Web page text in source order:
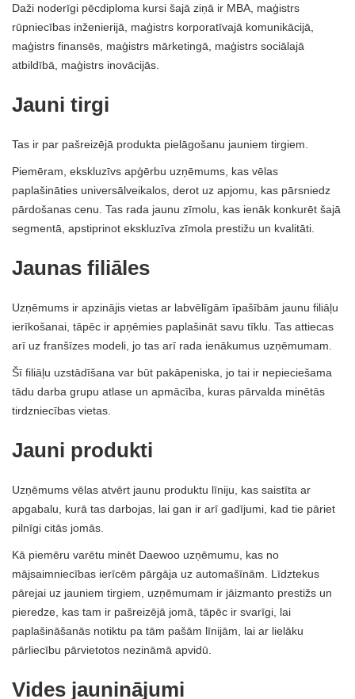
Daži noderīgi pēcdiploma kursi šajā ziņā ir MBA, maģistrs
rūpniecības inženierijā, maģistrs korporatīvajā komunikācijā,
maģistrs finansēs, maģistrs mārketingā, maģistrs sociālajā
atbildībā, maģistrs inovācijās.
Jauni tirgi
Tas ir par pašreizējā produkta pielāgošanu jauniem tirgiem.
Piemēram, ekskluzīvs apģērbu uzņēmums, kas vēlas
paplašināties universālveikalos, derot uz apjomu, kas pārsniedz
pārdošanas cenu. Tas rada jaunu zīmolu, kas ienāk konkurēt šajā
segmentā, apstiprinot ekskluzīva zīmola prestižu un kvalitāti.
Jaunas filiāles
Uzņēmums ir apzinājis vietas ar labvēlīgām īpašībām jaunu filiāļu
ierīkošanai, tāpēc ir apņēmies paplašināt savu tīklu. Tas attiecas
arī uz franšīzes modeli, jo tas arī rada ienākumus uzņēmumam.
Šī filiāļu uzstādīšana var būt pakāpeniska, jo tai ir nepieciešama
tādu darba grupu atlase un apmācība, kuras pārvalda minētās
tirdzniecības vietas.
Jauni produkti
Uzņēmums vēlas atvērt jaunu produktu līniju, kas saistīta ar
apgabalu, kurā tas darbojas, lai gan ir arī gadījumi, kad tie pāriet
pilnīgi citās jomās.
Kā piemēru varētu minēt Daewoo uzņēmumu, kas no
mājsaimniecības ierīcēm pārgāja uz automašīnām. Līdztekus
pārejai uz jauniem tirgiem, uzņēmumam ir jāizmanto prestižs un
pieredze, kas tam ir pašreizējā jomā, tāpēc ir svarīgi, lai
paplašināšanās notiktu pa tām pašām līnijām, lai ar lielāku
pārliecību pārvietotos nezināmā apvidū.
Vides jauninājumi